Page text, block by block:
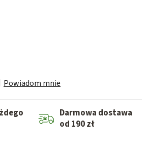
Powiadom mnie
Darmowa dostawa
od 190 zł